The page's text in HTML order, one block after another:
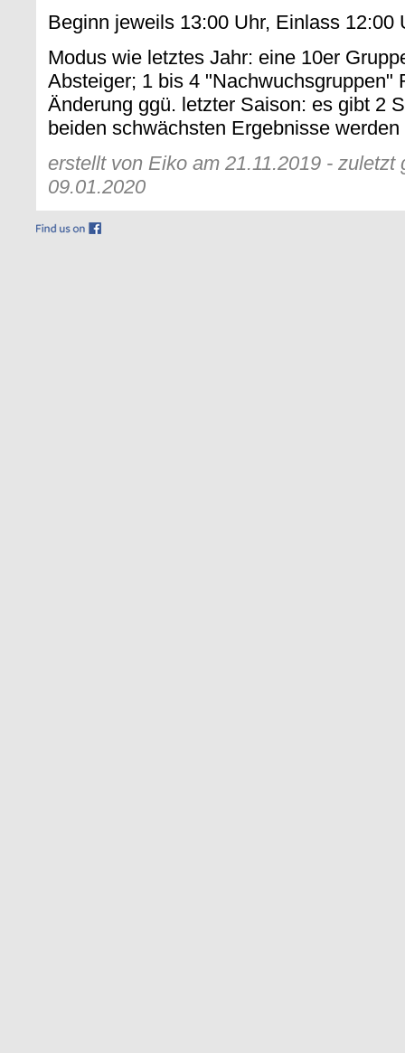
Beginn jeweils 13:00 Uhr, Einlass 12:00
Modus wie letztes Jahr: eine 10er
Absteiger; 1 bis 4 "Nachwuchsgruppen"
Änderung ggü. letzter Saison: es gibt 2
beiden schwächsten Ergebnisse
erstellt von Eiko am 21.11.2019 - zuletzt
09.01.2020